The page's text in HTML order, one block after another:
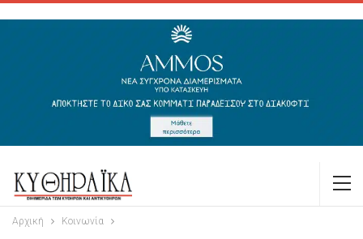
Αρχική Κοινωνία